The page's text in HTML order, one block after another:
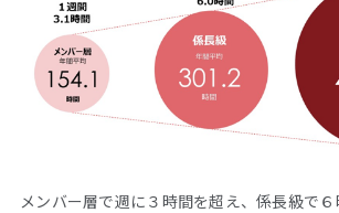
メンバー層で週に３時間を超え、係長級で